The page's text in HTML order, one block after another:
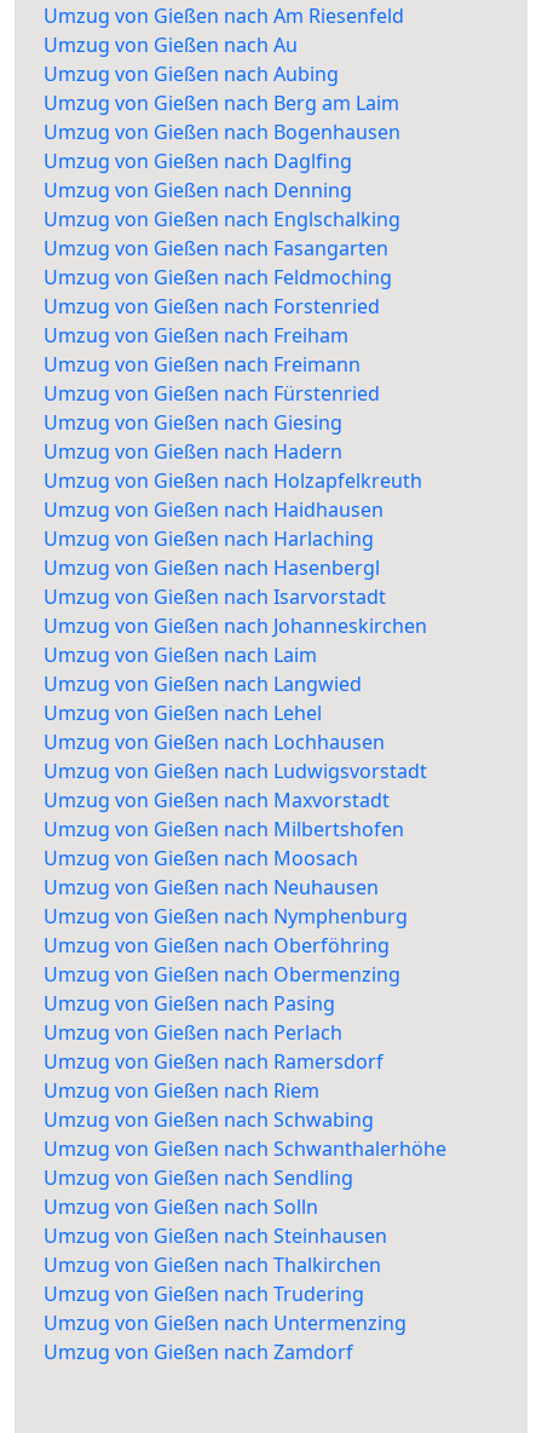
Umzug von Gießen nach Am Riesenfeld
Umzug von Gießen nach Au
Umzug von Gießen nach Aubing
Umzug von Gießen nach Berg am Laim
Umzug von Gießen nach Bogenhausen
Umzug von Gießen nach Daglfing
Umzug von Gießen nach Denning
Umzug von Gießen nach Englschalking
Umzug von Gießen nach Fasangarten
Umzug von Gießen nach Feldmoching
Umzug von Gießen nach Forstenried
Umzug von Gießen nach Freiham
Umzug von Gießen nach Freimann
Umzug von Gießen nach Fürstenried
Umzug von Gießen nach Giesing
Umzug von Gießen nach Hadern
Umzug von Gießen nach Holzapfelkreuth
Umzug von Gießen nach Haidhausen
Umzug von Gießen nach Harlaching
Umzug von Gießen nach Hasenbergl
Umzug von Gießen nach Isarvorstadt
Umzug von Gießen nach Johanneskirchen
Umzug von Gießen nach Laim
Umzug von Gießen nach Langwied
Umzug von Gießen nach Lehel
Umzug von Gießen nach Lochhausen
Umzug von Gießen nach Ludwigsvorstadt
Umzug von Gießen nach Maxvorstadt
Umzug von Gießen nach Milbertshofen
Umzug von Gießen nach Moosach
Umzug von Gießen nach Neuhausen
Umzug von Gießen nach Nymphenburg
Umzug von Gießen nach Oberföhring
Umzug von Gießen nach Obermenzing
Umzug von Gießen nach Pasing
Umzug von Gießen nach Perlach
Umzug von Gießen nach Ramersdorf
Umzug von Gießen nach Riem
Umzug von Gießen nach Schwabing
Umzug von Gießen nach Schwanthalerhöhe
Umzug von Gießen nach Sendling
Umzug von Gießen nach Solln
Umzug von Gießen nach Steinhausen
Umzug von Gießen nach Thalkirchen
Umzug von Gießen nach Trudering
Umzug von Gießen nach Untermenzing
Umzug von Gießen nach Zamdorf